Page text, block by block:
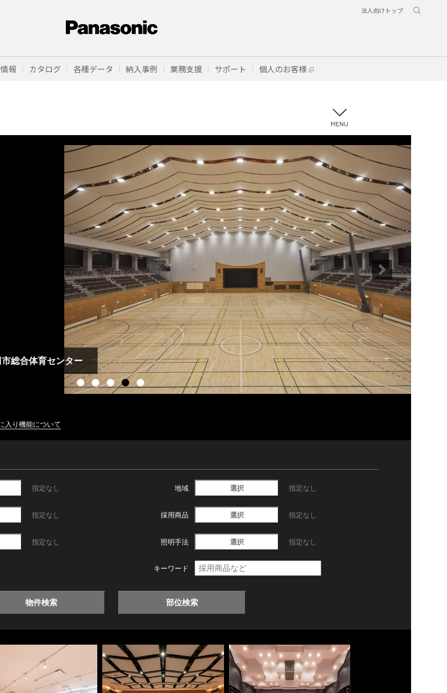
法人向けトップ
報 カタログ 各種データ 納入事例 業務支援 サポート 個人のお客様
入り機能について
指定なし 地域 選択 指定なし
指定なし 採用商品 選択 指定なし
指定なし 照明手法 選択 指定なし
キーワード
物件検索 部位検索